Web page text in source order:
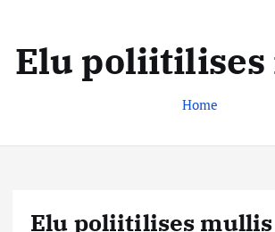
t
s
e
Elu
Home
Elu poliitilises mullis